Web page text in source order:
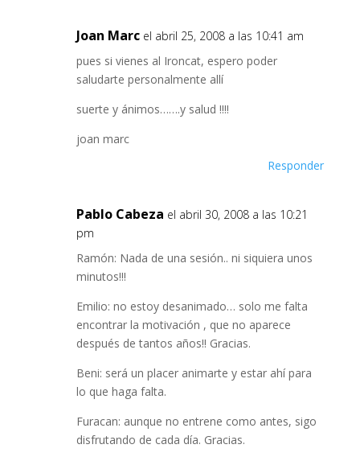
Joan Marc el abril 25, 2008 a las 10:41 am
pues si vienes al Ironcat, espero poder
saludarte personalmente allí
suerte y ánimos…….y salud !!!!
joan marc
Responder
Pablo Cabeza el abril 30, 2008 a las 10:21
pm
Ramón: Nada de una sesión.. ni siquiera unos
minutos!!!
Emilio: no estoy desanimado… solo me falta
encontrar la motivación , que no aparece
después de tantos años!! Gracias.
Beni: será un placer animarte y estar ahí para
lo que haga falta.
Furacan: aunque no entrene como antes, sigo
disfrutando de cada día. Gracias.